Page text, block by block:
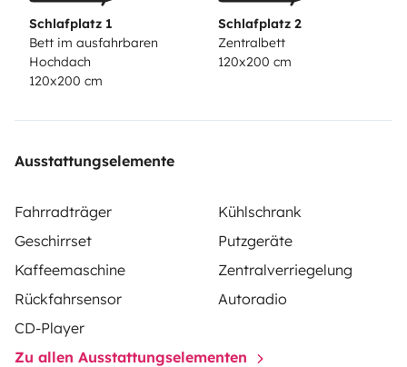
Schlafplatz 1
Bett im ausfahrbaren
Hochdach
120x200 cm
Schlafplatz 2
Zentralbett
120x200 cm
Ausstattungselemente
Fahrradträger
Kühlschrank
Geschirrset
Putzgeräte
Kaffeemaschine
Zentralverriegelung
Rückfahrsensor
Autoradio
CD-Player
Zu allen Ausstattungselementen